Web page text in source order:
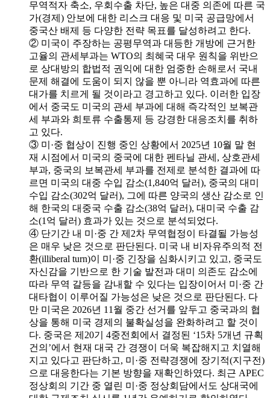
무역적자 축소, 우회수출 차단, 높은 대중 의존에 따른 국
가(경제) 안보에 대한 리스크 대응 및 미국 공급망에서
중국산 배제 등 다양한 전략 목표를 달성하려고 한다.
② 미국이 주장하는 공평무역과 대등한 개방에 근거한
고율의 관세부과는 WTO의 최혜국 대우 원칙을 위반으
로 상대방의 합법적 권익에 대한 엄중한 손해로서 국내
문제 해결에 도움이 되지 않을 뿐 아니라 역효과에 따른
대가를 치르게 될 것이라고 경고하고 있다. 이러한 입장
에서 중국도 미국의 관세 부과에 대해 즉각적인 보복관
세 부과와 희토류 수출통제 등 강경한 대응조치를 취하
고 있다.
③ 미·중 협상이 진행 중인 상황에서 2025년 10월 말 현
재 시점에서 미국의 중국에 대한 펜타닐 관세, 상호관세
부과, 중국의 보복관세 부과를 전제로 분석한 결과에 따
르면 미국의 대중 수입 감소(1,840억 달러), 중국의 대미
수입 감소(302억 달러), 그에 따른 양국의 생산 감소로 인
해 한국의 대중국 수출 감소(38억 달러), 대미국 수출 감
소(1억 달러) 효과가 있는 것으로 분석되었다.
④ 단기간 내 미·중 간 제2차 무역협정이 타결될 가능성
은 매우 낮은 것으로 판단된다. 미국 내 비자유주의적 전
환(illiberal turn)이 미·중 긴장을 심화시키고 있고, 중국도
자신감을 기반으로 한 기술 발전과 대미 의존도 감소에
따라 무역 갈등을 감내할 수 있다는 입장이어서 미·중 간
대타협이 이루어질 가능성은 낮은 것으로 판단된다. 다
만 미국은 2026년 11월 중간 선거를 앞두고 중국과의 협
상을 통해 미국 경제의 불확실성을 완화하려고 할 것이
다. 중국은 제20기 4중전회에서 결정된 ‘15차 5개년 규획
건의’에서 현재 대국 간 경쟁이 더욱 복잡해지고 치열해
지고 있다고 판단하고, 미·중 전략경쟁에 장기적(지구전)
으로 대응한다는 기본 방향을 재확인하였다. 최근 APEC
정상회의 기간 중 열린 미·중 정상회담에서도 상대국에